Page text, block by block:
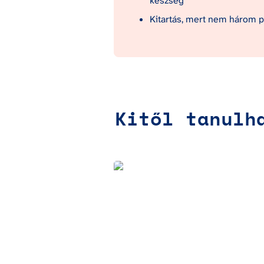
Kitartás, mert nem három
Kitől
Szántó Ágnes